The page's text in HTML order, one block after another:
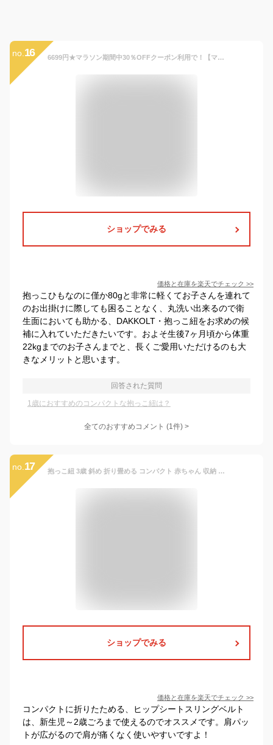
no. 16 6699円★マラソン期間中30％OFFクーポン利用で！【ママイト公式ショップ】 世界最軽量80gの抱っこひも・ULダッコルト80(エイティ) 日本製 最軽量シリーズ80g 片手抱っこ セカンド抱っこ紐 ヒップシート 男女兼用 斜めがけ 日本製 防災用品 アウトドア
ショップでみる
価格と在庫を楽天でチェック >>
抱っこひもなのに僅か80gと非常に軽くてお子さんを連れて
のお出掛けに際しても困ることなく、丸洗い出来るので衛
生面においても助かる、DAKKOLT・抱っこ紐をお求めの候
補に入れていただきたいです。およそ生後7ヶ月頃から体重
22kgまでのお子さんまでと、長くご愛用いただけるのも大
きなメリットと思います。
回答された質問
1歳におすすめのコンパクトな抱っこ紐は？
全てのおすすめコメント (1件) >
no. 17 抱っこ紐 3歳 斜め 折り畳める コンパクト 赤ちゃん 収納 ヒップシート スリングベルト 【送料無料】スリング 安い 新生児 子供 軽量 サイズ調節可能 1歳 2歳 出産祝い 男女兼用 プレゼント 抱っこひも
ショップでみる
価格と在庫を楽天でチェック >>
コンパクトに折りたためる、ヒップシートスリングベルト
は、新生児～2歳ごろまで使えるのでオススメです。肩パッ
トが広がるので肩が痛くなく使いやすいですよ！